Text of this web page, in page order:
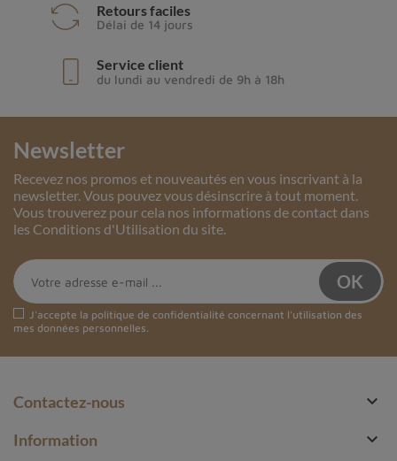
Retours faciles
Délai de 14 jours
Service client
du lundi au vendredi de 9h à 18h
Newsletter
Recevez nos promos et nouveautés en vous inscrivant à la
newsletter. Vous pouvez vous désinscrire à tout moment.
Vous trouverez pour cela nos informations de contact dans
les Conditions d'Utilisation du site.
J'accepte la politique de confidentialité concernant l'utilisation des
mes données personnelles.
Contactez-nous 
Information 